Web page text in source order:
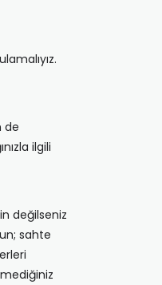
de
ilgili
değilseniz
sahte